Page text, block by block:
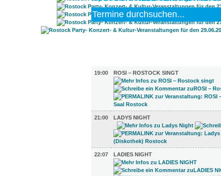
19:00
ROSI – ROSTOCK SINGT
21:00 LADYS NIGHT
22:07 LADIES NIGHT